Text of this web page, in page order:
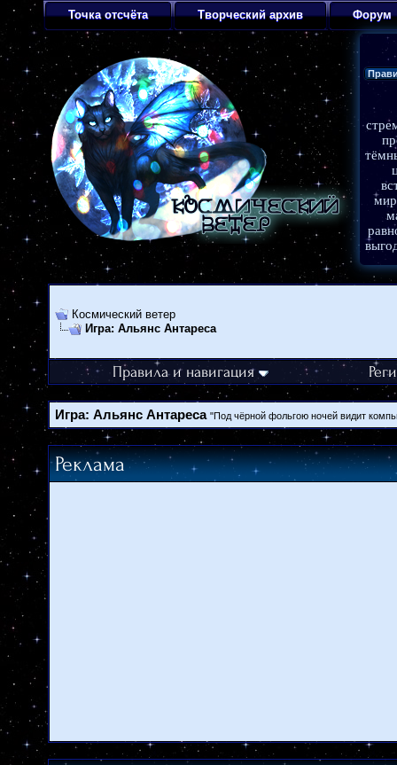
Точка отсчёта Творческий архив Форум
Космический ветер
Игра: Альянс Антареса
Правила и навигация
Игра: Альянс Антареса "Под чёрной фольгою ночей видит
Реклама